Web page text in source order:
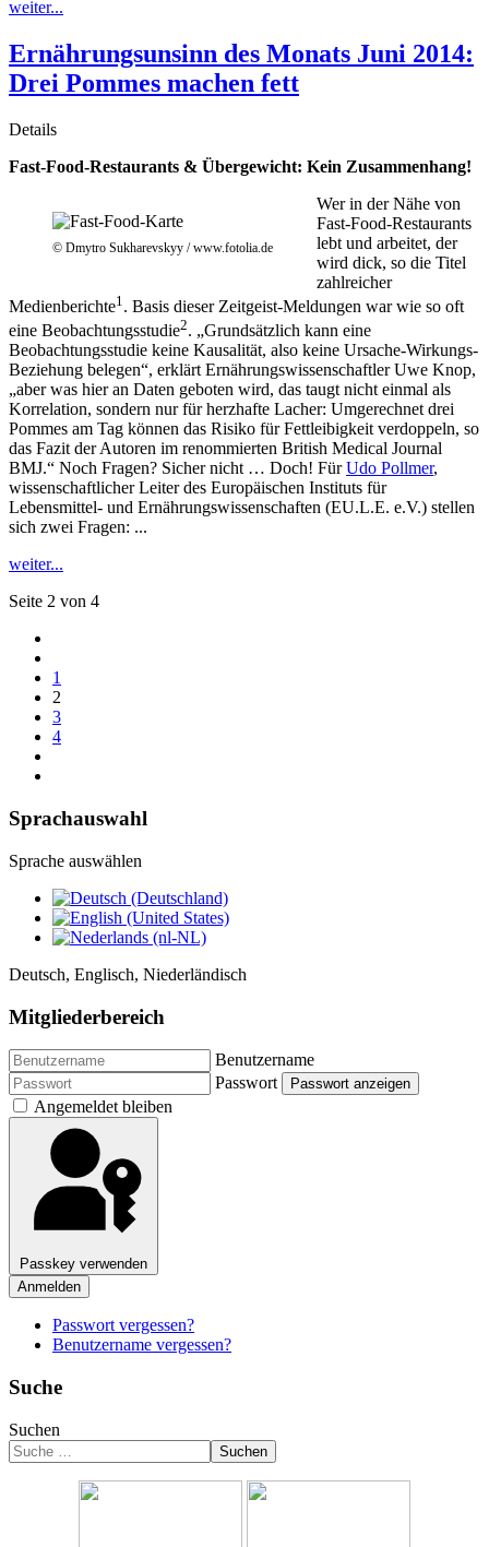
weiter...
Ernährungsunsinn des Monats Juni 2014:
Drei Pommes machen fett
Details
Fast-Food-Restaurants & Übergewicht: Kein Zusammenhang!
© Dmytro Sukharevskyy / www.fotolia.de
Wer in der Nähe von
Fast-Food-Restaurants
lebt und arbeitet, der
wird dick, so die Titel
zahlreicher
Medienberichte1 . Basis dieser Zeitgeist-Meldungen war wie so oft
eine Beobachtungsstudie2. „Grundsätzlich kann eine
Beobachtungsstudie keine Kausalität, also keine Ursache-Wirkungs-
Beziehung belegen“, erklärt Ernährungswissenschaftler Uwe Knop,
„aber was hier an Daten geboten wird, das taugt nicht einmal als
Korrelation, sondern nur für herzhafte Lacher: Umgerechnet drei
Pommes am Tag können das Risiko für Fettleibigkeit verdoppeln, so
das Fazit der Autoren im renommierten British Medical Journal
BMJ.“ Noch Fragen? Sicher nicht … Doch! FürUdo Pollmer,
wissenschaftlicher Leiter des Europäischen Instituts für
Lebensmittel- und Ernährungswissenschaften (EU.L.E. e.V.) stellen
sich zwei Fragen: ...
weiter...
Seite 2 von 4
1
2
3
4
Sprachauswahl
Sprache auswählen
Deutsch, Englisch, Niederländisch
Mitgliederbereich
Benutzername
Passwort
Passwort anzeigen
Angemeldet bleiben
Passkey verwenden
Anmelden
Passwort vergessen?
Benutzername vergessen?
Suche
Suchen
Suchen